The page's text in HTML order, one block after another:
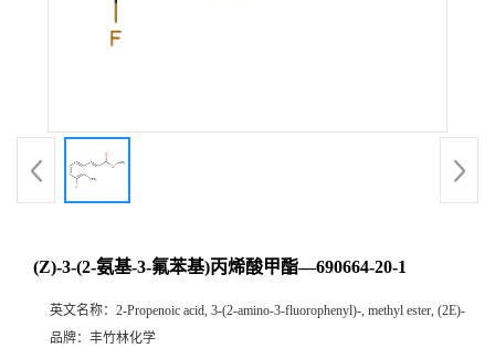
(Z)-3-(2-氨基-3-氟苯基)丙烯酸甲酯—690664-20-1
英文名称： 2-Propenoic acid, 3-(2-amino-3-fluorophenyl)-, methyl ester, (2E)-
品牌： 丰竹林化学